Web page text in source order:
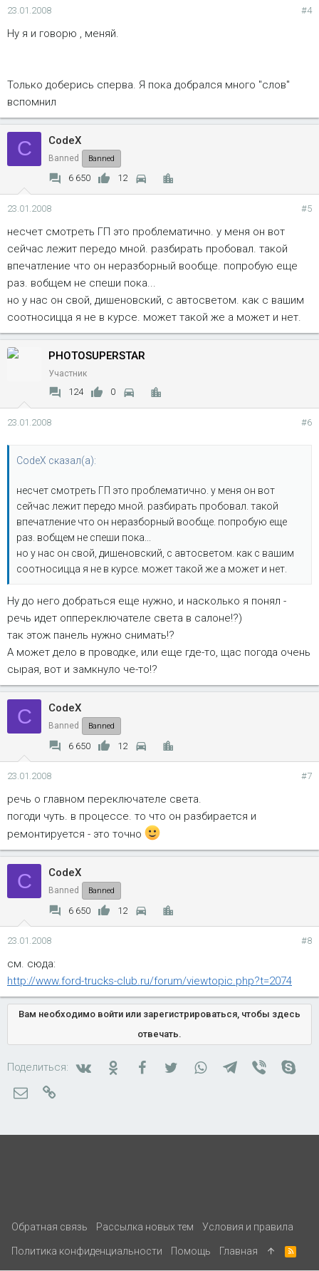
23.01.2008 #4
Ну я и говорю , меняй.
Только доберись сперва. Я пока добрался много "слов"
вспомнил
C CodeX
Banned Banned
6 650 12
23.01.2008 #5
несчет смотреть ГП это проблематично. у меня он вот
сейчас лежит передо мной. разбирать пробовал. такой
впечатление что он неразборный вообще. попробую еще
раз. вобщем не спеши пока...
но у нас он свой, дишеновский, с автосветом. как с вашим
соотносицца я не в курсе. может такой же а может и нет.
PHOTOSUPERSTAR
Участник
124 0
23.01.2008 #6
CodeX сказал(а):
несчет смотреть ГП это проблематично. у меня он вот
сейчас лежит передо мной. разбирать пробовал. такой
впечатление что он неразборный вообще. попробую еще
раз. вобщем не спеши пока...
но у нас он свой, дишеновский, с автосветом. как с вашим
соотносицца я не в курсе. может такой же а может и нет.
Ну до него добраться еще нужно, и насколько я понял -
речь идет оппереключателе света в салоне!?)
так этож панель нужно снимать!?
А может дело в проводке, или еще где-то, щас погода очень
сырая, вот и замкнуло че-то!?
C CodeX
Banned Banned
6 650 12
23.01.2008 #7
речь о главном переключателе света.
погоди чуть. в процессе. то что он разбирается и
ремонтируется - это точно
C CodeX
Banned Banned
6 650 12
23.01.2008 #8
см. сюда:
http://www.ford-trucks-club.ru/forum/viewtopic.php?t=2074
Вам необходимо войти или зарегистрироваться, чтобы здесь
отвечать.
Поделиться: ВконтактеОдноклассники
FacebookTwitterWhatsAppTelegram
Viber
Электронная почта
Обратная связь Рассылка новых тем Условия и правила
Политика конфиденциальности Помощь Главная
R